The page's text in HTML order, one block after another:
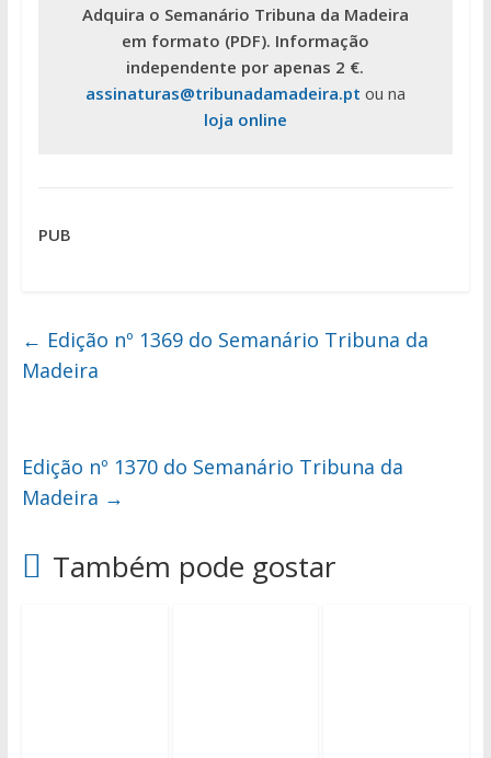
Adquira o Semanário Tribuna da Madeira
em formato (PDF). Informação
independente por apenas 2 €.
assinaturas@tribunadamadeira.pt ou na
loja online
PUB
← Edição nº 1369 do Semanário Tribuna da
Madeira
Edição nº 1370 do Semanário Tribuna da
Madeira →
Também pode gostar